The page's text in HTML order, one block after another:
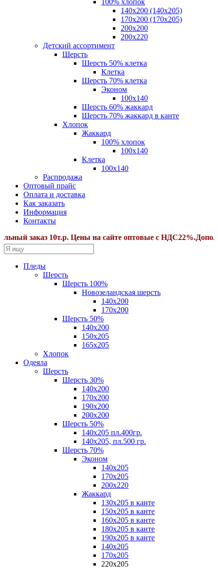
100% хлопок
140x200 (140х205)
170x200 (170х205)
200х200
200х220
Детский ассортимент
Шерсть
Шерсть 50% клетка
Клетка
Шерсть 70% клетка
Эконом
100x140
Шерсть 60% жаккард
Шерсть 70% жаккард в канте
Хлопок
Жаккард
100% хлопок
100x140
Клетка
100х140
Распродажа
Оптовый прайс
Оплата и доставка
Как заказать
Информация
Контакты
заказ 10т.р. Цены на сайте оптовые с
Пледы
Шерсть
Шерсть 100%
Новозеландская шерсть
140х200
170x200
Шерсть 50%
140x200
150х205
165х205
Хлопок
Одеяла
Шерсть
Шерсть 30%
140х200
170х200
190х200
200х200
Шерсть 50%
140х205 пл.400гр.
140х205, пл.500 гр.
Шерсть 70%
Эконом
140х205
170х205
200х220
Жаккард
130х205 в канте
150х205 в канте
160х205 в канте
180х205 в канте
190х205 в канте
140х205
170х205
220х205